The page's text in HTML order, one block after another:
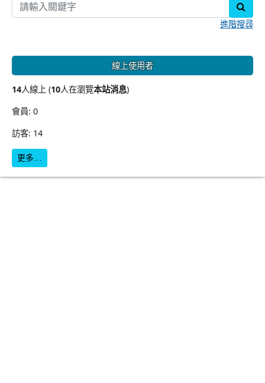
進階搜尋
線上使用者
14人線上 (10人在瀏覽本站消息)
會員: 0
訪客: 14
更多…